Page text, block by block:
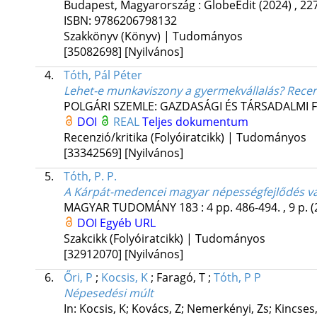
Budapest, Magyarország : GlobeEdit(2024) ,
ISBN: 9786206798132
Szakkönyv (Könyv) | Tudományos
[35082698] [Nyilvános]
4.
Tóth, Pál Péter
Lehet-e munkaviszony a gyermekvállalás?
POLGÁRI SZEMLE: GAZDASÁGI ÉS TÁRSADALMI
DOI
REALTeljes dokumentum
Recenzió/kritika (Folyóiratcikk) | Tudományos
[33342569] [Nyilvános]
5.
Tóth, P. P.
A Kárpát-medencei magyar népességfejlődés
MAGYAR TUDOMÁNY 183: 4 pp. 486-494. , 9 p.
DOI Egyéb URL
Szakcikk (Folyóiratcikk) | Tudományos
[32912070] [Nyilvános]
6.
Őri, P ; Kocsis, K; Faragó, T; Tóth, P P
Népesedési múlt
In: Kocsis, K; Kovács, Z; Nemerkényi, Zs;